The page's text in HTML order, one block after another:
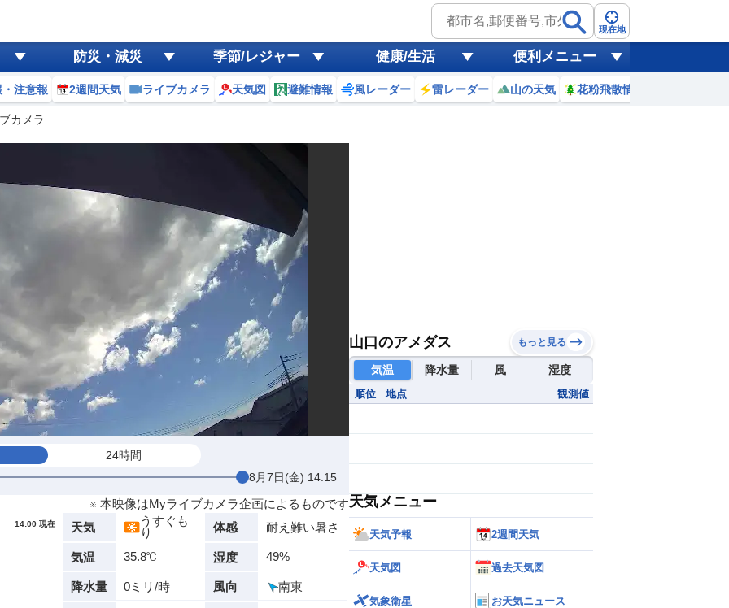
現在地
防災・減災 季節/レジャー 健康/生活 便利メニュー
注意報 2週間天気 ライブカメラ 天気図 避難情報 風レーダー 雷レーダー 山の天気 花粉飛散情報
カメラ
24時間
8月7日(金) 14:15
※ 本映像はMyライブカメラ企画によるものです
14:00 現在 天気
うすぐも
り
体感 耐え難い暑さ
気温 35.8℃ 湿度 49%
降水量 0ミリ/時 風向 南東
山口のアメダス もっと見る
気温 降水量 風 湿度
順位 地点 観測値
天気メニュー
天気予報 2週間天気
天気図 過去天気図
気象衛星 お天気ニュース